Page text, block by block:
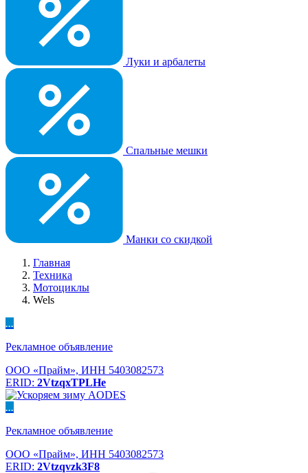
Луки и арбалеты
Спальные мешки
Манки со скидкой
Главная
Техника
Мотоциклы
Wels
...
Рекламное объявление
ООО «Прайм», ИНН 5403082573
ERID: 2VtzqxTPLHe
...
Рекламное объявление
ООО «Прайм», ИНН 5403082573
ERID: 2Vtzqvzk3F8